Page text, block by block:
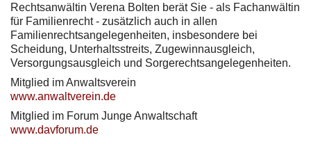
Rechtsanwältin Verena Bolten berät Sie - als Fachanwältin
für Familienrecht - zusätzlich auch in allen
Familienrechtsangelegenheiten, insbesondere bei
Scheidung, Unterhaltsstreits, Zugewinnausgleich,
Versorgungsausgleich und Sorgerechtsangelegenheiten.
Mitglied im Anwaltsverein
www.anwaltverein.de
Mitglied im Forum Junge Anwaltschaft
www.davforum.de